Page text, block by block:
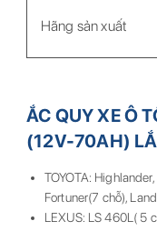
Hãng sản xuất
ẮC QUY XE Ô
(12V-70AH)
TOYOTA:
Fortuner(7 chỗ),
LEXUS: LS 460L( 5